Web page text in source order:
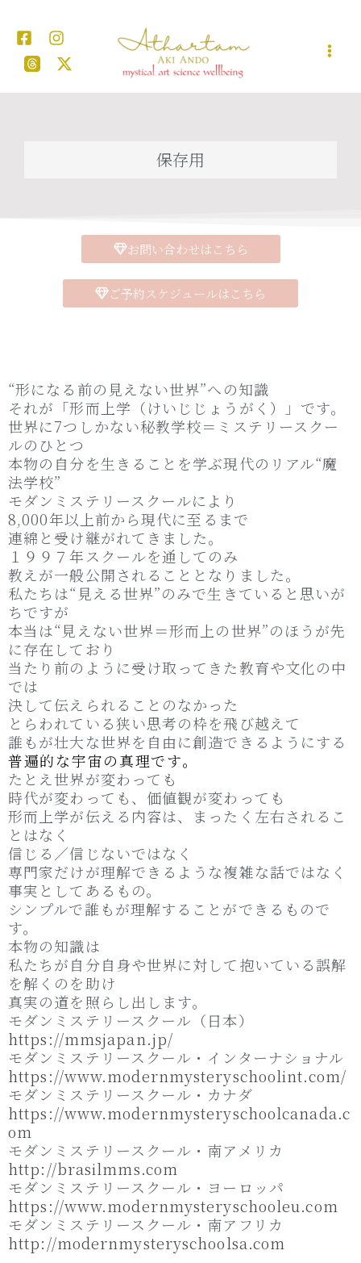
保存用
お問い合わせはこちら
ご予約スケジュールはこちら
“形になる前の見えない世界”への知識
それが「形而上学（けいじじょうがく）」です。
世界に7つしかない秘教学校＝ミステリースクー
ルのひとつ
本物の自分を生きることを学ぶ現代のリアル“魔
法学校”
モダンミステリースクールにより
8,000年以上前から現代に至るまで
連綿と受け継がれてきました。
１９９７年スクールを通してのみ
教えが一般公開されることとなりました。
私たちは“見える世界”のみで生きていると思いが
ちですが
本当は“見えない世界＝形而上の世界”のほうが先
に存在しており
当たり前のように受け取ってきた教育や文化の中
では
決して伝えられることのなかった
とらわれている狭い思考の枠を飛び越えて
誰もが壮大な世界を自由に創造できるようにする
普遍的な宇宙の真理です。
たとえ世界が変わっても
時代が変わっても、価値観が変わっても
形而上学が伝える内容は、まったく左右されるこ
とはなく
信じる／信じないではなく
専門家だけが理解できるような複雑な話ではなく
事実としてあるもの。
シンプルで誰もが理解することができるもので
す。
本物の知識は
私たちが自分自身や世界に対して抱いている誤解
を解くのを助け
真実の道を照らし出します。
モダンミステリースクール（日本）
https://mmsjapan.jp/
モダンミステリースクール・インターナショナル
https://www.modernmysteryschoolint.com/
モダンミステリースクール・カナダ
https://www.modernmysteryschoolcanada.c
om
モダンミステリースクール・南アメリカ
http://brasilmms.com
モダンミステリースクール・ヨーロッパ
https://www.modernmysteryschooleu.com
モダンミステリースクール・南アフリカ
http://modernmysteryschoolsa.com